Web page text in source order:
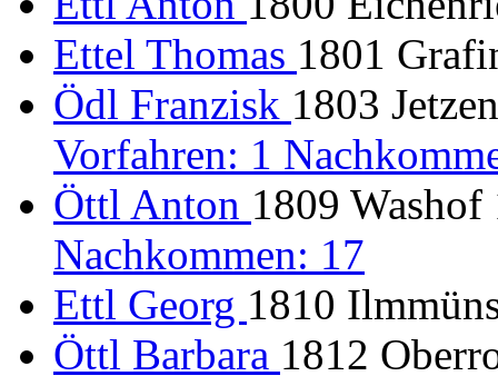
Ettel Thomas 1801
Ödl Franzisk 1803
Vorfahren: 1
Öttl Anton 1809
Nachkommen: 17
Ettl Georg 1810
Öttl Barbara 1812